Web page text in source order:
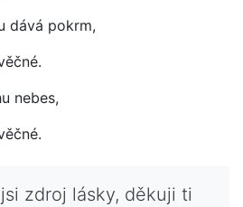
dává pokrm,
nebes,
zdroj lásky, děkuji ti